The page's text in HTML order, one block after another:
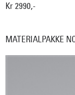
Kr 2990,-
MATERIALPAKKE